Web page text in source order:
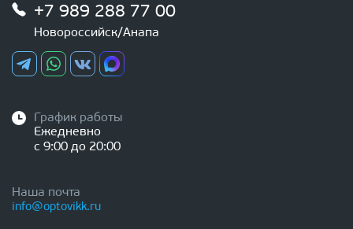
+7 989 288 77 00
Новороссийск/Анапа
График работы
Ежедневно
с 9:00 до 20:00
Наша почта
info@optovikk.ru